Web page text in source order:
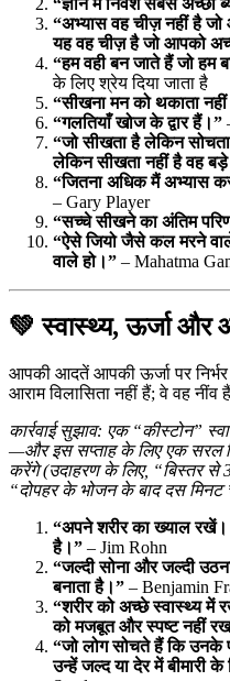
“अभ्यास वह चीज़ नहीं है
यह वह चीज़ है जो आपको
“हम वही बन जाते हैं जो हम
के लिए श्रेय दिया जाता है
“सीखना मन को थकाता
“गलतियाँ खोज के द्वार हैं।”
“जो सीखता है लेकिन
लेकिन सीखता नहीं है वह
“जितना अधिक मैं अभ्यास
– Gary Player
“सच्चे सीखने का अंतिम
“ऐसे जियो जैसे कल मरने
वाले हो।” – Mahatma
💚 स्वास्थ्य, ऊर्जा
आपकी आदतें आपकी ऊर्जा पर
आराम विलासिता नहीं हैं; वे वह
कार्रवाई सुझाव: एक “कीस्टोन”
—और इस सप्ताह के लिए एक सरल
करेंगे (उदाहरण के लिए, “बिस्तर से
“दोपहर के भोजन के बाद दस
“अपने शरीर का ख्याल
है।” – Jim Rohn
“जल्दी सोना और जल्दी
बनाता है।” – Benjamin
“शरीर को अच्छे स्वास्थ्य में
को मजबूत और स्पष्ट नहीं
“जो लोग सोचते हैं कि उनके
उन्हें जल्द या देर में बीमारी